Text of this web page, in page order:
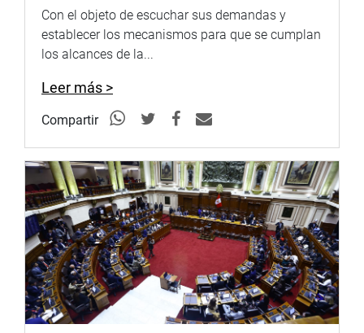
Con el objeto de escuchar sus demandas y
establecer los mecanismos para que se cumplan
los alcances de la...
Leer más >
Compartir